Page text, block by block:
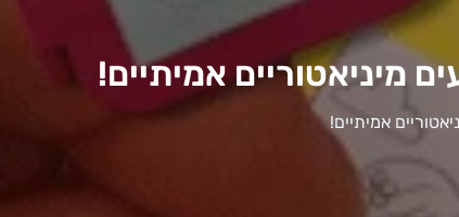
מיניאטוריים אמיתיים!
אמיתיים!